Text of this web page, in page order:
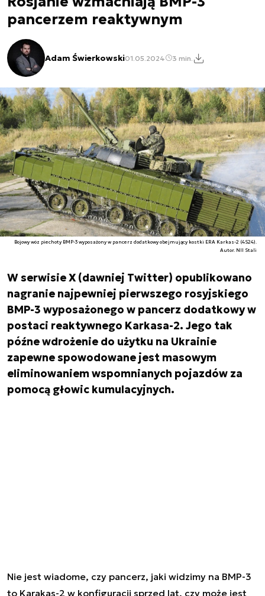
pancerzem reaktywnym
Adam Świerkowski01.05.2024 3 min.
Bojowy wóz piechoty BMP-3 wyposażony w pancerz dodatkowy obejmujący kostki ERA Karkas-2 (4S24).
Autor. NII Stali
W serwisie X (dawniej Twitter) opublikowano
nagranie najpewniej pierwszego rosyjskiego
BMP-3 wyposażonego w pancerz dodatkowy w
postaci reaktywnego Karkasa-2. Jego tak
późne wdrożenie do użytku na Ukrainie
zapewne spowodowane jest masowym
eliminowaniem wspomnianych pojazdów za
pomocą głowic kumulacyjnych.
Nie jest wiadome, czy pancerz, jaki widzimy na BMP-3
to Karakas-2 w konfiguracji sprzed lat, czy może jest